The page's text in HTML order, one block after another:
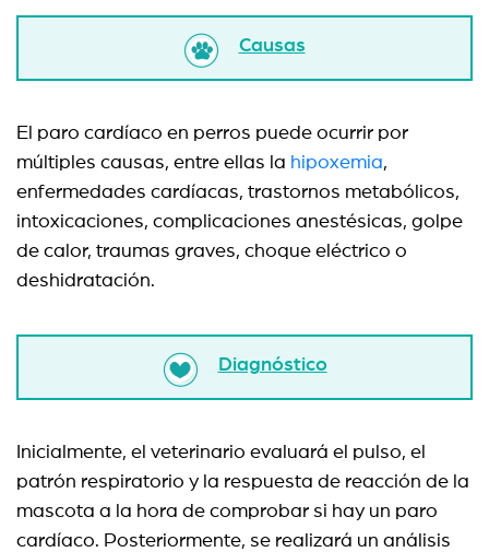
Causas
El paro cardíaco en perros puede ocurrir por
múltiples causas, entre ellas la hipoxemia,
enfermedades cardíacas, trastornos metabólicos,
intoxicaciones, complicaciones anestésicas, golpe
de calor, traumas graves, choque eléctrico o
deshidratación.
Diagnóstico
Inicialmente, el veterinario evaluará el pulso, el
patrón respiratorio y la respuesta de reacción de la
mascota a la hora de comprobar si hay un paro
cardíaco. Posteriormente, se realizará un análisis